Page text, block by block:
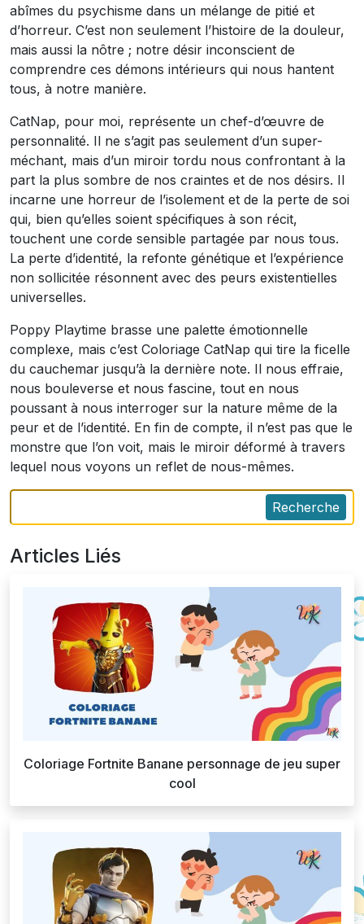
abîmes du psychisme dans un mélange de pitié et
d’horreur. C’est non seulement l’histoire de la douleur,
mais aussi la nôtre ; notre désir inconscient de
comprendre ces démons intérieurs qui nous hantent
tous, à notre manière.
CatNap, pour moi, représente un chef-d’œuvre de
personnalité. Il ne s’agit pas seulement d’un super-
méchant, mais d’un miroir tordu nous confrontant à la
part la plus sombre de nos craintes et de nos désirs. Il
incarne une horreur de l’isolement et de la perte de soi
qui, bien qu’elles soient spécifiques à son récit,
touchent une corde sensible partagée par nous tous.
La perte d’identité, la refonte génétique et l’expérience
non sollicitée résonnent avec des peurs existentielles
universelles.
Poppy Playtime brasse une palette émotionnelle
complexe, mais c’est Coloriage CatNap qui tire la ficelle
du cauchemar jusqu’à la dernière note. Il nous effraie,
nous bouleverse et nous fascine, tout en nous
poussant à nous interroger sur la nature même de la
peur et de l’identité. En fin de compte, il n’est pas que le
monstre que l’on voit, mais le miroir déformé à travers
lequel nous voyons un reflet de nous-mêmes.
Recherche
Articles Liés
Coloriage Fortnite Banane personnage de jeu super
cool